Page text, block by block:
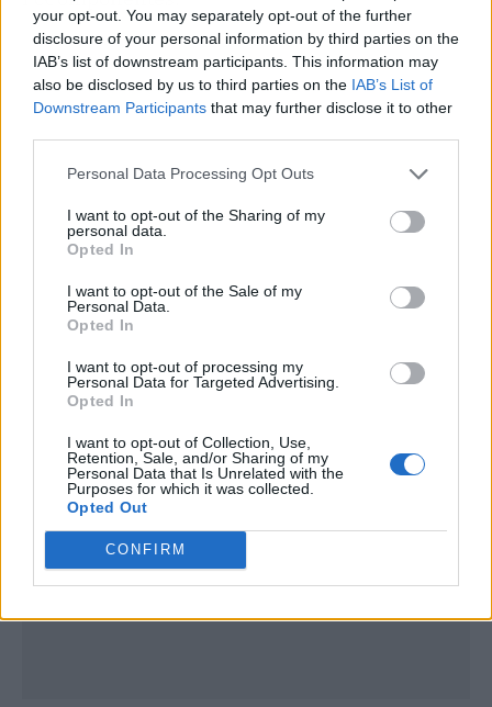
your opt-out. You may separately opt-out of the further
disclosure of your personal information by third parties on the
IAB’s list of downstream participants. This information may
also be disclosed by us to third parties on the IAB’s List of
Downstream Participants that may further disclose it to other
Personal Data Processing Opt Outs
I want to opt-out of the Sharing of my
personal data.
Opted In
I want to opt-out of the Sale of my
Personal Data.
Opted In
I want to opt-out of processing my
Personal Data for Targeted Advertising.
Opted In
I want to opt-out of Collection, Use,
Retention, Sale, and/or Sharing of my
Personal Data that Is Unrelated with the
Purposes for which it was collected.
Opted Out
CONFIRM
Publicidad